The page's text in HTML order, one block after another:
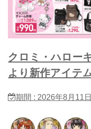
クロミ・ハロー
より新作アイテ
期間 : 2026年8月11